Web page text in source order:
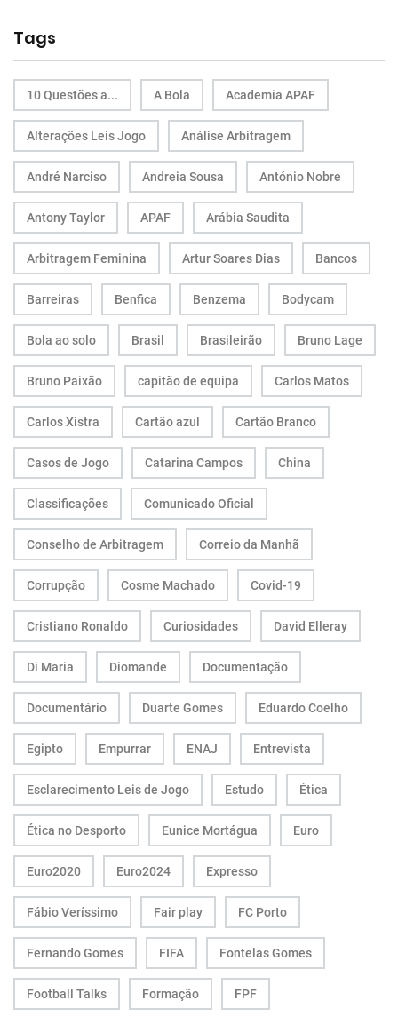
Tags
10 Questões a... A Bola Academia APAF
Alterações Leis Jogo Análise Arbitragem
André Narciso Andreia Sousa António Nobre
Antony Taylor APAF Arábia Saudita
Arbitragem Feminina Artur Soares Dias Bancos
Barreiras Benfica Benzema Bodycam
Bola ao solo Brasil Brasileirão Bruno Lage
Bruno Paixão capitão de equipa Carlos Matos
Carlos Xistra Cartão azul Cartão Branco
Casos de Jogo Catarina Campos China
Classificações Comunicado Oficial
Conselho de Arbitragem Correio da Manhã
Corrupção Cosme Machado Covid-19
Cristiano Ronaldo Curiosidades David Elleray
Di Maria Diomande Documentação
Documentário Duarte Gomes Eduardo Coelho
Egipto Empurrar ENAJ Entrevista
Esclarecimento Leis de Jogo Estudo Ética
Ética no Desporto Eunice Mortágua Euro
Euro2020 Euro2024 Expresso
Fábio Veríssimo Fair play FC Porto
Fernando Gomes FIFA Fontelas Gomes
Football Talks Formação FPF